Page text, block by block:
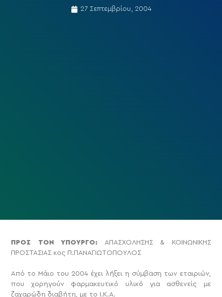
27 Σεπτεμβρίου, 2004
ΠΡΟΣ ΤΟΝ ΥΠΟΥΡΓΟ: ΑΠΑΣΧΟΛΗΣΗΣ & ΚΟΙΝΩΝΙΚΗΣ
ΠΡΟΣΤΑΣΙΑΣ κος Π.ΠΑΝΑΓΙΩΤΟΠΟΥΛΟΣ
Από το Μάιο του 2004 έχει λήξει η σύμβαση των εταιριών,
που χορηγούν φαρμακευτικό υλικό για ασθενείς με
ζαχαρώδη διαβήτη, με το Ι.Κ.Α.